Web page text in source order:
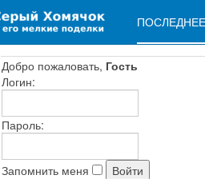
ПОСЛЕДНЕЕ
Добро пожаловать, Гость
Логин:
Пароль:
Запомнить меня